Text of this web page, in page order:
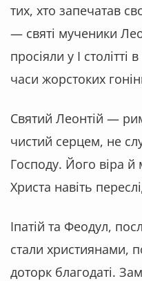
тих, хто запечатав
— святі мученики
просіяли у І столітті
часи жорстоких
Святий Леонтій —
чистий серцем, не
Господу. Його віра
Христа навіть
Іпатій та Феодул,
стали християнами,
доторк благодаті.